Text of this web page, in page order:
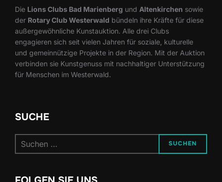
Die Lions Clubs Bad Marienberg und Altenkirchen sowie
der Rotary Club Westerwald bündeln ihre Kräfte für diese
außergewöhnliche Kunstauktion. Alle drei Clubs
engagieren sich seit vielen Jahren für soziale, kulturelle
und gemeinnützige Projekte in der Region. Mit der Auktion
verbinden sie Kunstgenuss mit nachhaltiger Unterstützung
für Menschen im Westerwald.
SUCHE
nach:
SUCHEN